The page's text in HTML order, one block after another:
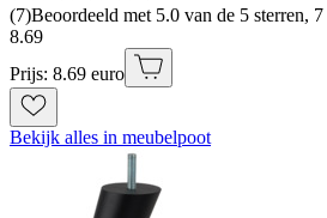
(7)Beoordeeld met 5.0 van de 5 sterren,
8.69
Prijs: 8.69 euro
Bekijk alles in meubelpoot